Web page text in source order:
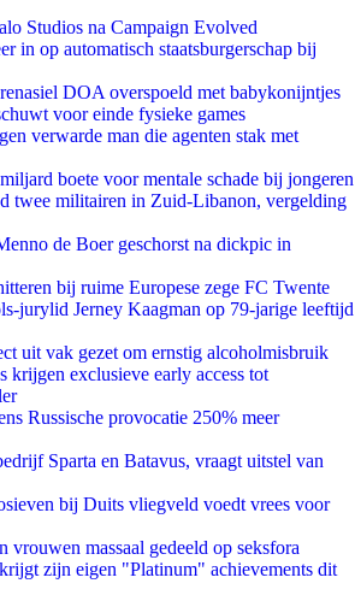
Studios na Campaign Evolved
in op automatisch staatsburgerschap bij
DOA overspoeld met babykonijntjes
voor einde fysieke games
verwarde man die agenten stak met
boete voor mentale schade bij jongeren
twee militairen in Zuid-Libanon, vergelding
de Boer geschorst na dickpic in
bij ruime Europese zege FC Twente
jurylid Jerney Kaagman op 79-jarige leeftijd
uit vak gezet om ernstig alcoholmisbruik
krijgen exclusieve early access tot
Russische provocatie 250% meer
Sparta en Batavus, vraagt uitstel van
bij Duits vliegveld voedt vrees voor
vrouwen massaal gedeeld op seksfora
zijn eigen "Platinum" achievements dit